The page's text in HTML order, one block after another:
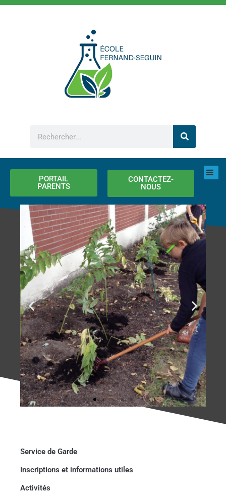
Aller
PORTAIL
PARENTS
CONTACTEZ-
NOUS
Service de Garde
Inscriptions et informations utiles
Activités